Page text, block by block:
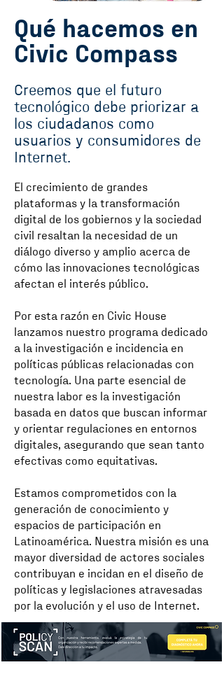
Qué hacemos en
Civic Compass
Creemos que el futuro
tecnológico debe priorizar a
los ciudadanos como
usuarios y consumidores de
Internet.
El crecimiento de grandes
plataformas y la transformación
digital de los gobiernos y la sociedad
civil resaltan la necesidad de un
diálogo diverso y amplio acerca de
cómo las innovaciones tecnológicas
afectan el interés público.
Por esta razón en Civic House
lanzamos nuestro programa dedicado
a la investigación e incidencia en
políticas públicas relacionadas con
tecnología. Una parte esencial de
nuestra labor es la investigación
basada en datos que buscan informar
y orientar regulaciones en entornos
digitales, asegurando que sean tanto
efectivas como equitativas.
Estamos comprometidos con la
generación de conocimiento y
espacios de participación en
Latinoamérica. Nuestra misión es una
mayor diversidad de actores sociales
contribuyan e incidan en el diseño de
políticas y legislaciones atravesadas
por la evolución y el uso de Internet.